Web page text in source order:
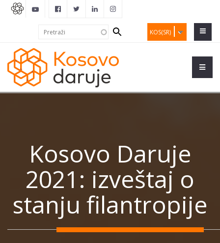
KOS(SR)
Search
form
Kosovo Daruje
2021: izveštaj o
stanju filantropije